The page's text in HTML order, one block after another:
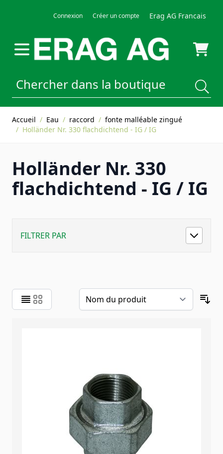
Connexion Créer un compte Erag AG Francais
Accueil / Eau / raccord / fonte malléable zingué
/ Holländer Nr. 330 flachdichtend - IG / IG
Holländer Nr. 330
flachdichtend - IG / IG
FILTRER PAR